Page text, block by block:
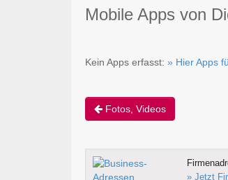
Mobile Apps von
Kein Apps erfasst: » Hier Apps
Fotos, Videos
» Jetzt